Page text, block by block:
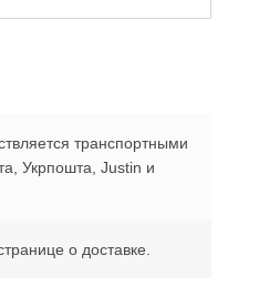
транспортными
Укрпошта, Justin и
о доставке.